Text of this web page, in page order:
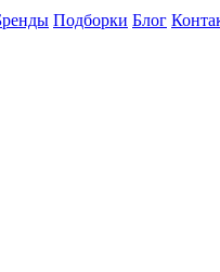
Подборки Блог